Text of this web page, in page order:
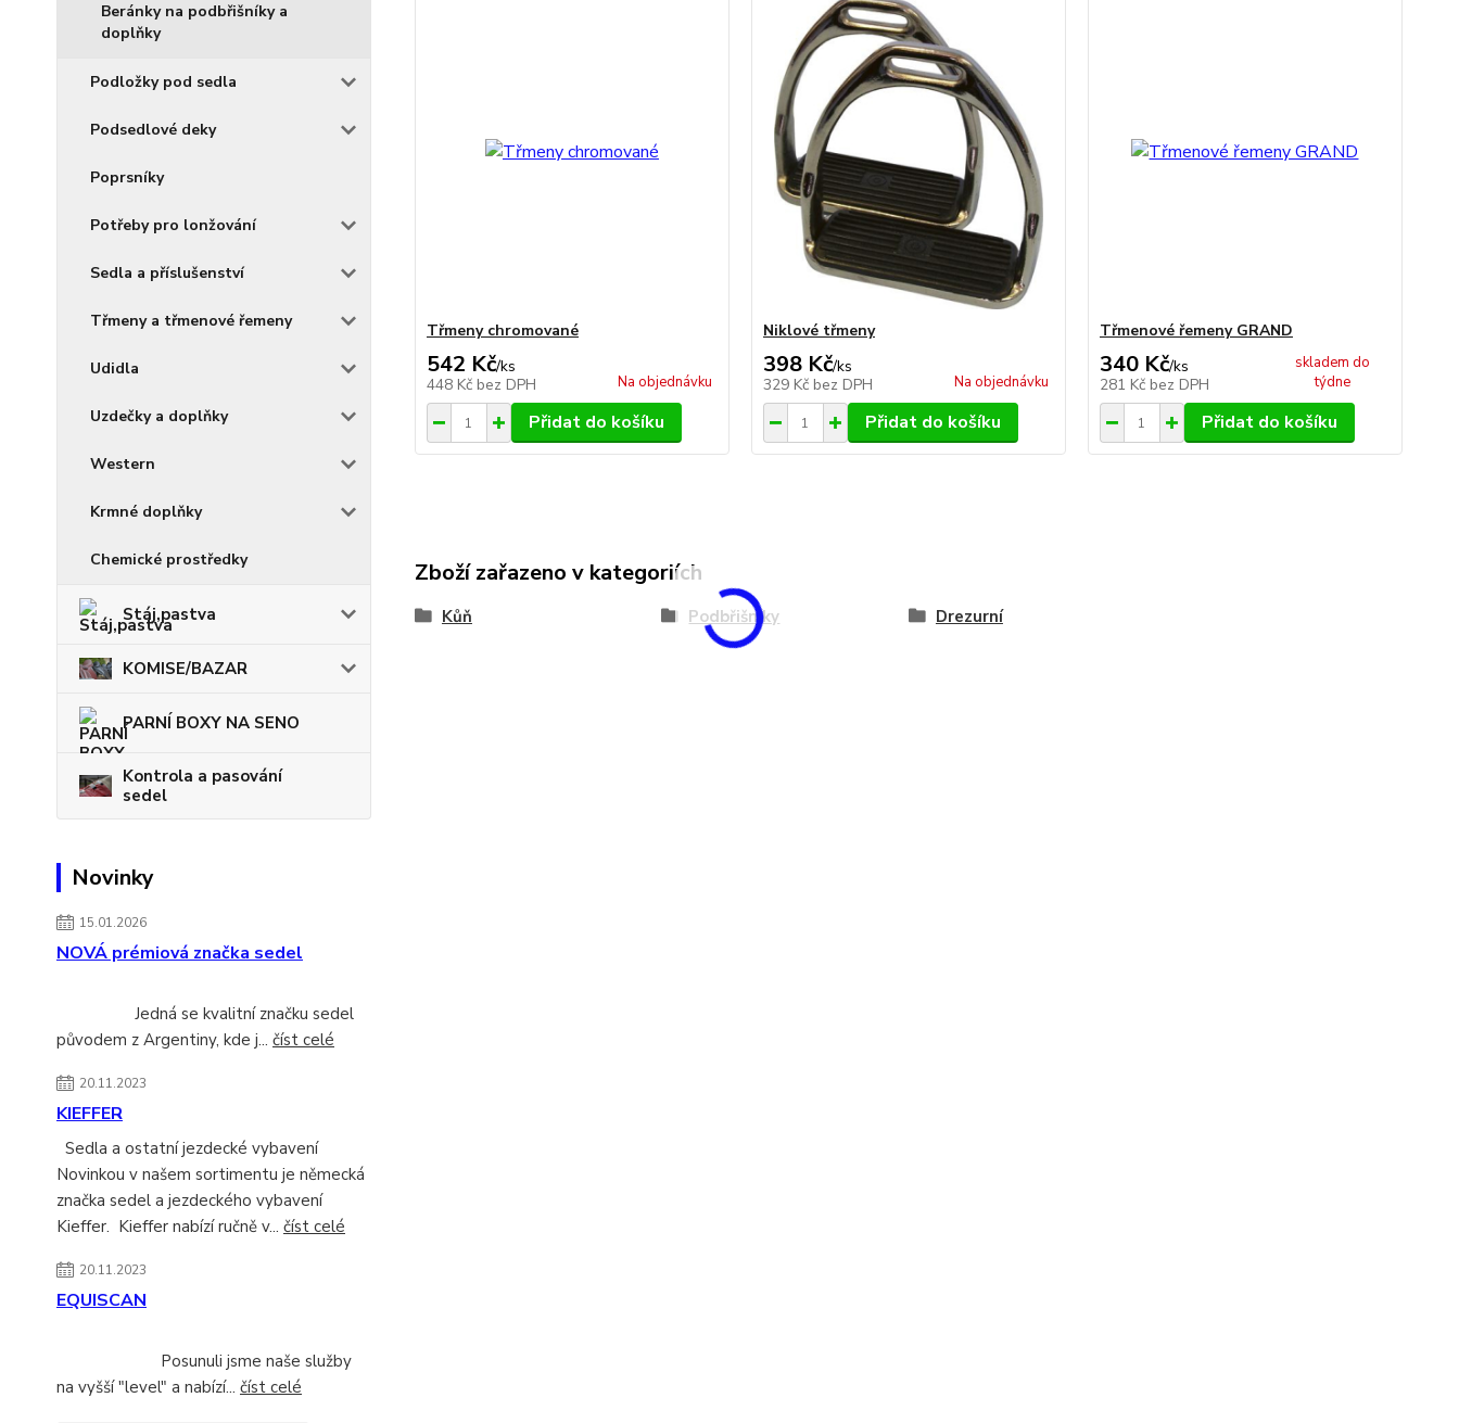
Beránky na podbřišníky a
doplňky
Podložky pod sedla
Podsedlové deky
Poprsníky
Potřeby pro lonžování
Sedla a příslušenství
Třmeny a třmenové řemeny
Udidla
Uzdečky a doplňky
Western
Krmné doplňky
Chemické prostředky
Stáj,pastva
KOMISE/BAZAR
PARNÍ BOXY NA SENO
Kontrola a pasování
sedel
Novinky
15.01.2026
NOVÁ prémiová značka sedel
Jedná se kvalitní značku sedel
původem z Argentiny, kde j... číst celé
20.11.2023
KIEFFER
Sedla a ostatní jezdecké vybavení
Novinkou v našem sortimentu je německá
značka sedel a jezdeckého vybavení
Kieffer. Kieffer nabízí ručně v... číst celé
20.11.2023
EQUISCAN
Posunuli jsme naše služby
na vyšší "level" a nabízí... číst celé
Třmeny chromované
542 Kč/ks
448 Kč bez DPH Na objednávku
Přidat do košíku
Niklové třmeny
398 Kč/ks
329 Kč bez DPH Na objednávku
Přidat do košíku
Třmenové řemeny GRAND
340 Kč/ks
281 Kč bez DPH
skladem do
týdne
Přidat do košíku
Zboží zařazeno v kategoriích
Kůň Podbřišníky Drezurní